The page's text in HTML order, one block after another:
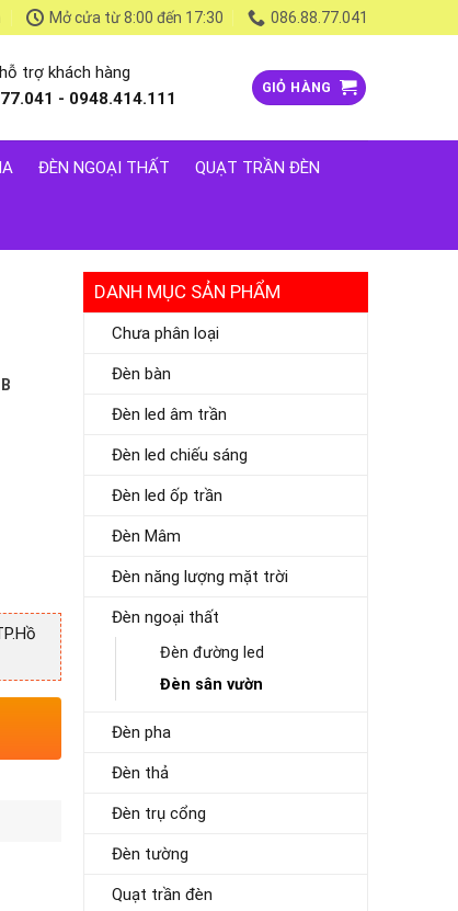
Mở cửa từ 8:00 đến 17:30 086.88.77.041
trợ khách hàng
- 0948.414.111
GIỎ HÀNG
ĐÈN NGOẠI THẤT QUẠT TRẦN ĐÈN
DANH MỤC SẢN PHẨM
Chưa phân loại
Đèn bàn
Đèn led âm trần
Đèn led chiếu sáng
Đèn led ốp trần
Đèn Mâm
Đèn năng lượng mặt trời
Đèn ngoại thất
Đèn đường led
Đèn sân vườn
Đèn pha
Đèn thả
Đèn trụ cổng
Đèn tường
Quạt trần đèn